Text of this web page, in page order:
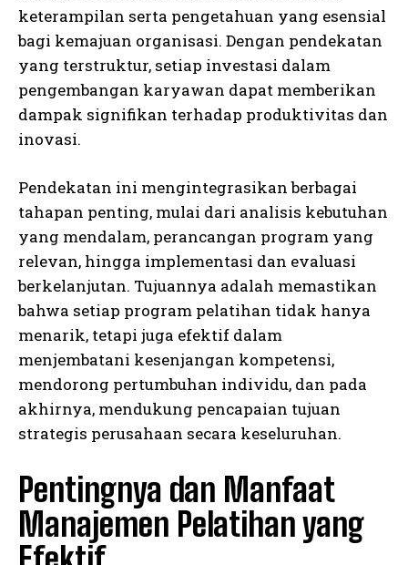
keterampilan serta pengetahuan yang esensial
bagi kemajuan organisasi. Dengan pendekatan
yang terstruktur, setiap investasi dalam
pengembangan karyawan dapat memberikan
dampak signifikan terhadap produktivitas dan
inovasi.
Pendekatan ini mengintegrasikan berbagai
tahapan penting, mulai dari analisis kebutuhan
yang mendalam, perancangan program yang
relevan, hingga implementasi dan evaluasi
berkelanjutan. Tujuannya adalah memastikan
bahwa setiap program pelatihan tidak hanya
menarik, tetapi juga efektif dalam
menjembatani kesenjangan kompetensi,
mendorong pertumbuhan individu, dan pada
akhirnya, mendukung pencapaian tujuan
strategis perusahaan secara keseluruhan.
Pentingnya dan Manfaat
Manajemen Pelatihan yang